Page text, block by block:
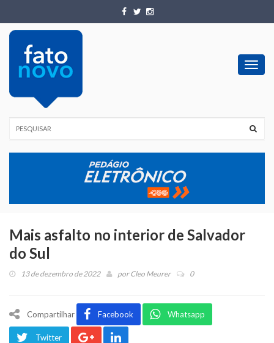
Mais asfalto no interior de Salvador
do Sul
13 de dezembro de 2022 porCleo Meurer 0
Compartilhar Facebook Whatsapp
Twitter